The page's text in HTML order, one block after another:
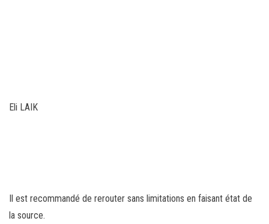
Eli LAIK
Il est recommandé de rerouter sans limitations en faisant état de
la source.